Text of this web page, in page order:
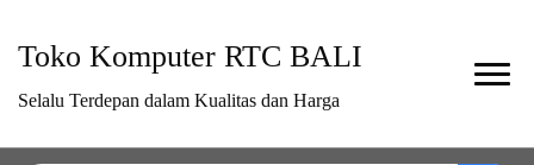
Toko Komputer RTC BALI
Selalu Terdepan dalam Kualitas dan Harga